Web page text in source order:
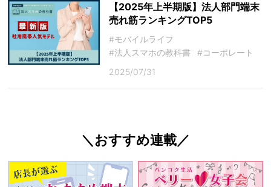
【2025年上半期版】法人部門端末
売れ筋ランキングTOP5
#モバイルライフ
#法人スマホの教科書
#コーポレート
2025/07/31
＼おすすめ連載／